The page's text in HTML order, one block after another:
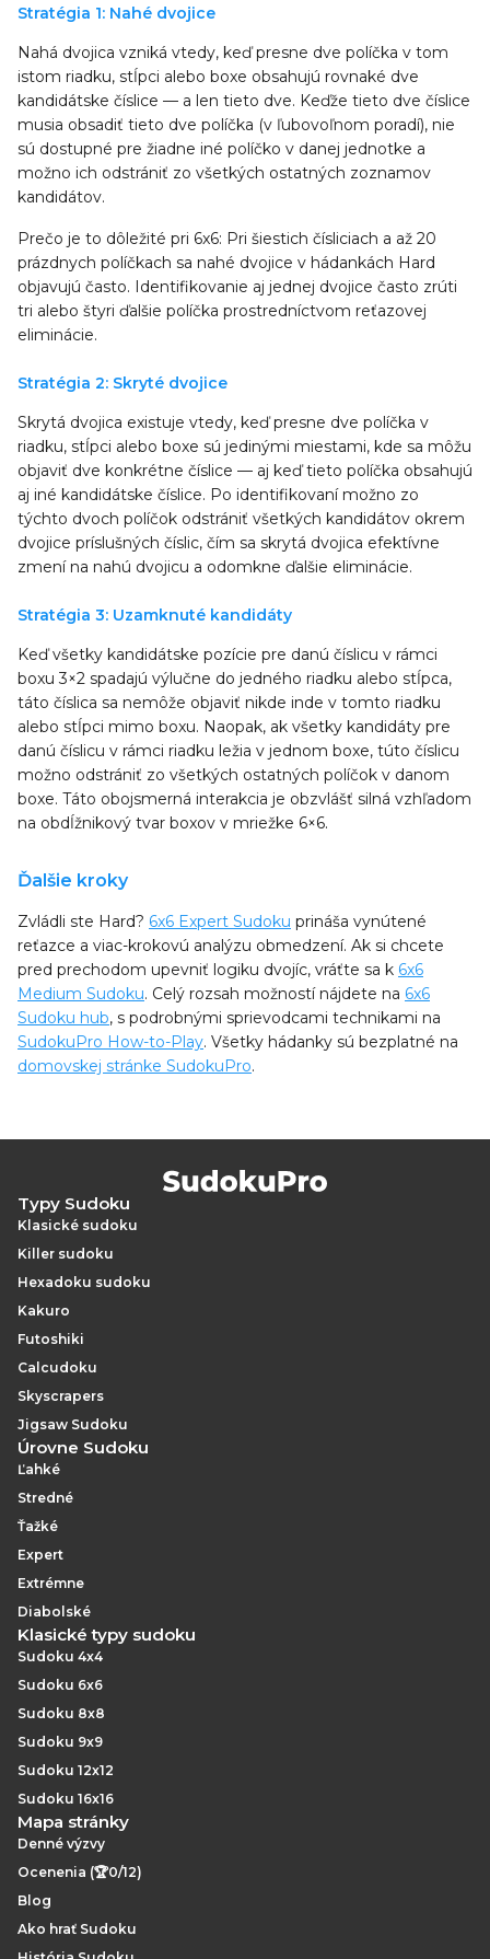
Stratégia 1: Nahé dvojice
Nahá dvojica vzniká vtedy, keď presne dve políčka v tom
istom riadku, stĺpci alebo boxe obsahujú rovnaké dve
kandidátske číslice — a len tieto dve. Keďže tieto dve číslice
musia obsadiť tieto dve políčka (v ľubovoľnom poradí), nie
sú dostupné pre žiadne iné políčko v danej jednotke a
možno ich odstrániť zo všetkých ostatných zoznamov
kandidátov.
Prečo je to dôležité pri 6x6: Pri šiestich čísliciach a až 20
prázdnych políčkach sa nahé dvojice v hádankách Hard
objavujú často. Identifikovanie aj jednej dvojice často zrúti
tri alebo štyri ďalšie políčka prostredníctvom reťazovej
eliminácie.
Stratégia 2: Skryté dvojice
Skrytá dvojica existuje vtedy, keď presne dve políčka v
riadku, stĺpci alebo boxe sú jedinými miestami, kde sa môžu
objaviť dve konkrétne číslice — aj keď tieto políčka obsahujú
aj iné kandidátske číslice. Po identifikovaní možno zo
týchto dvoch políčok odstrániť všetkých kandidátov okrem
dvojice príslušných číslic, čím sa skrytá dvojica efektívne
zmení na nahú dvojicu a odomkne ďalšie eliminácie.
Stratégia 3: Uzamknuté kandidáty
Keď všetky kandidátske pozície pre danú číslicu v rámci
boxu 3×2 spadajú výlučne do jedného riadku alebo stĺpca,
táto číslica sa nemôže objaviť nikde inde v tomto riadku
alebo stĺpci mimo boxu. Naopak, ak všetky kandidáty pre
danú číslicu v rámci riadku ležia v jednom boxe, túto číslicu
možno odstrániť zo všetkých ostatných políčok v danom
boxe. Táto obojsmerná interakcia je obzvlášť silná vzhľadom
na obdĺžnikový tvar boxov v mriežke 6×6.
Ďalšie kroky
Zvládli ste Hard? 6x6 Expert Sudoku prináša vynútené
reťazce a viac-krokovú analýzu obmedzení. Ak si chcete
pred prechodom upevniť logiku dvojíc, vráťte sa k 6x6
Medium Sudoku. Celý rozsah možností nájdete na 6x6
Sudoku hub, s podrobnými sprievodcami technikami na
SudokuPro How-to-Play. Všetky hádanky sú bezplatné na
domovskej stránke SudokuPro.
Typy Sudoku
Klasické sudoku
Killer sudoku
Hexadoku sudoku
Kakuro
Futoshiki
Calcudoku
Skyscrapers
Jigsaw Sudoku
Úrovne Sudoku
Ľahké
Stredné
Ťažké
Expert
Extrémne
Diabolské
Klasické typy sudoku
Sudoku 4x4
Sudoku 6x6
Sudoku 8x8
Sudoku 9x9
Sudoku 12x12
Sudoku 16x16
Mapa stránky
Denné výzvy
Ocenenia (🏆0/12)
Blog
Ako hrať Sudoku